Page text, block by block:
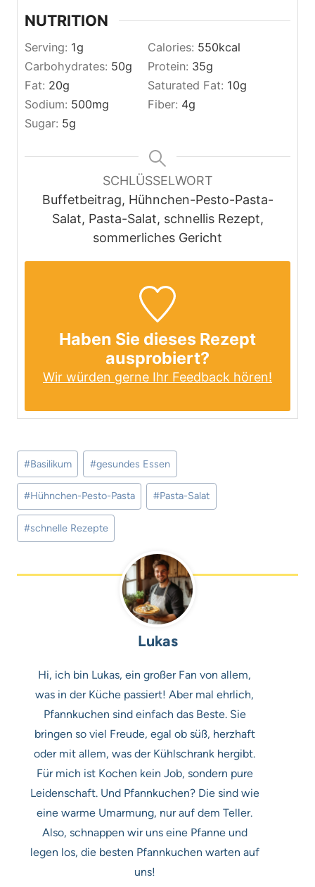
NUTRITION
Serving: 1g Calories: 550kcal
Carbohydrates: 50g Protein: 35g
Fat: 20g Saturated Fat: 10g
Sodium: 500mg Fiber: 4g
Sugar: 5g
SCHLÜSSELWORT
Buffetbeitrag, Hühnchen-Pesto-Pasta-
Salat, Pasta-Salat, schnellis Rezept,
sommerliches Gericht
Haben Sie dieses Rezept
ausprobiert?
Wir würden gerne Ihr Feedback hören!
Schlagworte:
#Basilikum #gesundes Essen
#Hühnchen-Pesto-Pasta #Pasta-Salat
#schnelle Rezepte
Lukas
Hi, ich bin Lukas, ein großer Fan von allem,
was in der Küche passiert! Aber mal ehrlich,
Pfannkuchen sind einfach das Beste. Sie
bringen so viel Freude, egal ob süß, herzhaft
oder mit allem, was der Kühlschrank hergibt.
Für mich ist Kochen kein Job, sondern pure
Leidenschaft. Und Pfannkuchen? Die sind wie
eine warme Umarmung, nur auf dem Teller.
Also, schnappen wir uns eine Pfanne und
legen los, die besten Pfannkuchen warten auf
uns!